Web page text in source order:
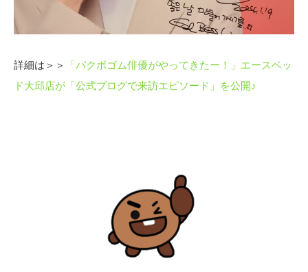
詳細は＞＞
「パクボゴム俳優がやってきたー！」エースベッ
ド大邱店が「公式ブログで来訪エピソード」を公開♪